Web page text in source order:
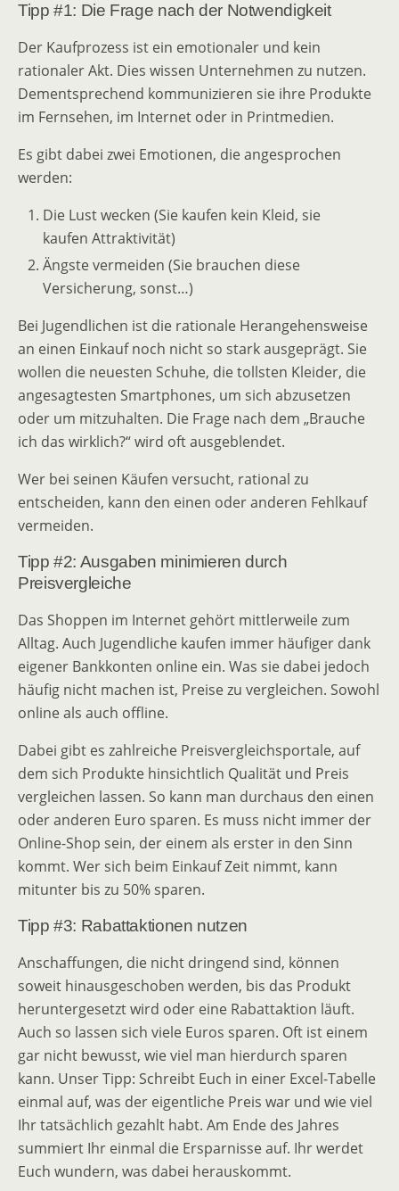
Tipp #1: Die Frage nach der Notwendigkeit
Der Kaufprozess ist ein emotionaler und kein
rationaler Akt. Dies wissen Unternehmen zu nutzen.
Dementsprechend kommunizieren sie ihre Produkte
im Fernsehen, im Internet oder in Printmedien.
Es gibt dabei zwei Emotionen, die angesprochen
werden:
Die Lust wecken (Sie kaufen kein Kleid, sie
kaufen Attraktivität)
Ängste vermeiden (Sie brauchen diese
Versicherung, sonst…)
Bei Jugendlichen ist die rationale Herangehensweise
an einen Einkauf noch nicht so stark ausgeprägt. Sie
wollen die neuesten Schuhe, die tollsten Kleider, die
angesagtesten Smartphones, um sich abzusetzen
oder um mitzuhalten. Die Frage nach dem „Brauche
ich das wirklich?“ wird oft ausgeblendet.
Wer bei seinen Käufen versucht, rational zu
entscheiden, kann den einen oder anderen Fehlkauf
vermeiden.
Tipp #2: Ausgaben minimieren durch
Preisvergleiche
Das Shoppen im Internet gehört mittlerweile zum
Alltag. Auch Jugendliche kaufen immer häufiger dank
eigener Bankkonten online ein. Was sie dabei jedoch
häufig nicht machen ist, Preise zu vergleichen. Sowohl
online als auch offline.
Dabei gibt es zahlreiche Preisvergleichsportale, auf
dem sich Produkte hinsichtlich Qualität und Preis
vergleichen lassen. So kann man durchaus den einen
oder anderen Euro sparen. Es muss nicht immer der
Online-Shop sein, der einem als erster in den Sinn
kommt. Wer sich beim Einkauf Zeit nimmt, kann
mitunter bis zu 50% sparen.
Tipp #3: Rabattaktionen nutzen
Anschaffungen, die nicht dringend sind, können
soweit hinausgeschoben werden, bis das Produkt
heruntergesetzt wird oder eine Rabattaktion läuft.
Auch so lassen sich viele Euros sparen. Oft ist einem
gar nicht bewusst, wie viel man hierdurch sparen
kann. Unser Tipp: Schreibt Euch in einer Excel-Tabelle
einmal auf, was der eigentliche Preis war und wie viel
Ihr tatsächlich gezahlt habt. Am Ende des Jahres
summiert Ihr einmal die Ersparnisse auf. Ihr werdet
Euch wundern, was dabei herauskommt.